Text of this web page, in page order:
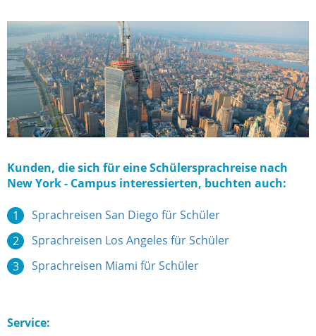
Kunden, die sich für eine Schülersprachreise nach
New York - Campus interessierten, buchten auch:
Sprachreisen San Diego für Schüler
Sprachreisen Los Angeles für Schüler
Sprachreisen Miami für Schüler
Service: